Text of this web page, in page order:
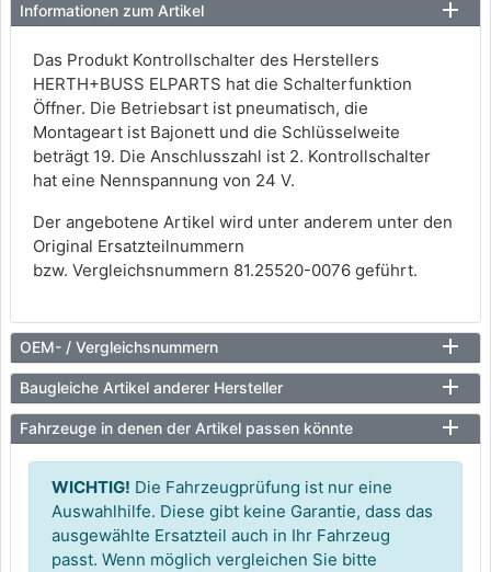
Informationen zum Artikel
Das Produkt Kontrollschalter des Herstellers
HERTH+BUSS ELPARTS hat die Schalterfunktion
Öffner. Die Betriebsart ist pneumatisch, die
Montageart ist Bajonett und die Schlüsselweite
beträgt 19. Die Anschlusszahl ist 2. Kontrollschalter
hat eine Nennspannung von 24 V.
Der angebotene Artikel wird unter anderem unter den
Original Ersatzteilnummern
bzw. Vergleichsnummern 81.25520-0076 geführt.
OEM- / Vergleichsnummern
Baugleiche Artikel anderer Hersteller
Fahrzeuge in denen der Artikel passen könnte
WICHTIG! Die Fahrzeugprüfung ist nur eine
Auswahlhilfe. Diese gibt keine Garantie, dass das
ausgewählte Ersatzteil auch in Ihr Fahrzeug
passt. Wenn möglich vergleichen Sie bitte